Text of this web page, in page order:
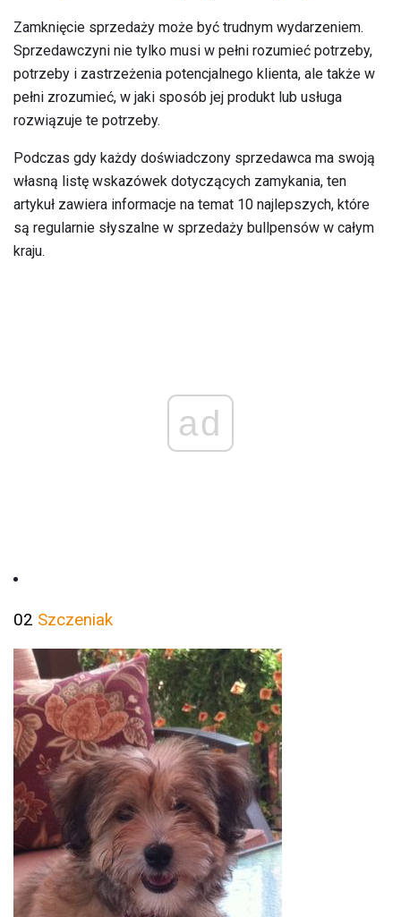
Zamknięcie sprzedaży może być trudnym wydarzeniem.
Sprzedawczyni nie tylko musi w pełni rozumieć potrzeby,
potrzeby i zastrzeżenia potencjalnego klienta, ale także w
pełni zrozumieć, w jaki sposób jej produkt lub usługa
rozwiązuje te potrzeby.
Podczas gdy każdy doświadczony sprzedawca ma swoją
własną listę wskazówek dotyczących zamykania, ten
artykuł zawiera informacje na temat 10 najlepszych, które
są regularnie słyszalne w sprzedaży bullpensów w całym
kraju.
ad
02 Szczeniak